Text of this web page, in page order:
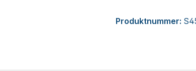
Produktnummer: